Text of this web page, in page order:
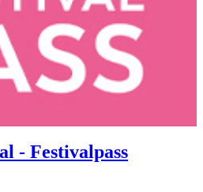
- Festivalpass